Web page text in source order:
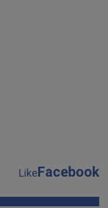
LikeFacebook